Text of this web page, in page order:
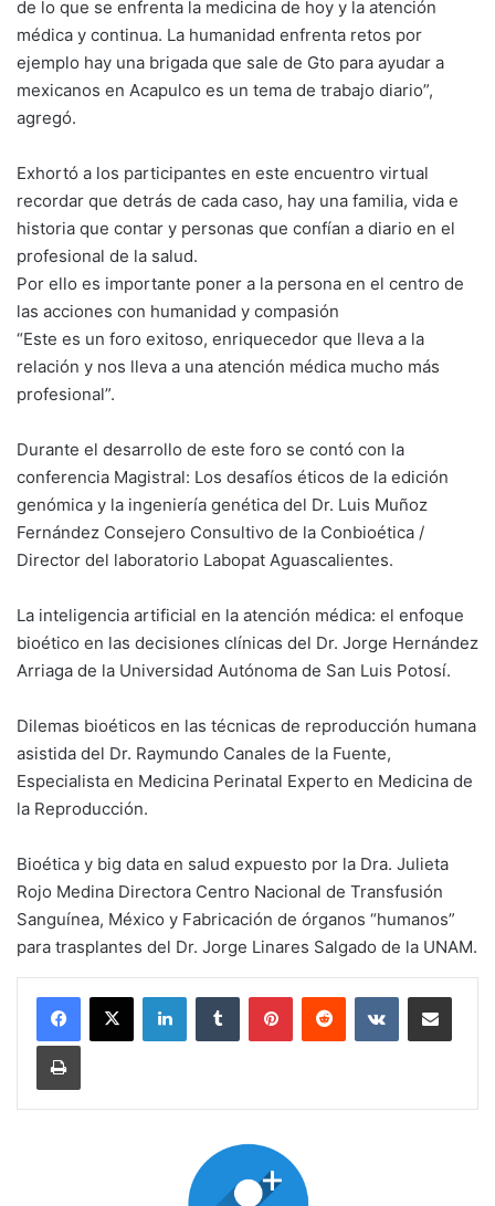
de lo que se enfrenta la medicina de hoy y la atención
médica y continua. La humanidad enfrenta retos por
ejemplo hay una brigada que sale de Gto para ayudar a
mexicanos en Acapulco es un tema de trabajo diario”,
agregó.
Exhortó a los participantes en este encuentro virtual
recordar que detrás de cada caso, hay una familia, vida e
historia que contar y personas que confían a diario en el
profesional de la salud.
Por ello es importante poner a la persona en el centro de
las acciones con humanidad y compasión
“Este es un foro exitoso, enriquecedor que lleva a la
relación y nos lleva a una atención médica mucho más
profesional”.
Durante el desarrollo de este foro se contó con la
conferencia Magistral: Los desafíos éticos de la edición
genómica y la ingeniería genética del Dr. Luis Muñoz
Fernández Consejero Consultivo de la Conbioética /
Director del laboratorio Labopat Aguascalientes.
La inteligencia artificial en la atención médica: el enfoque
bioético en las decisiones clínicas del Dr. Jorge Hernández
Arriaga de la Universidad Autónoma de San Luis Potosí.
Dilemas bioéticos en las técnicas de reproducción humana
asistida del Dr. Raymundo Canales de la Fuente,
Especialista en Medicina Perinatal Experto en Medicina de
la Reproducción.
Bioética y big data en salud expuesto por la Dra. Julieta
Rojo Medina Directora Centro Nacional de Transfusión
Sanguínea, México y Fabricación de órganos “humanos”
para trasplantes del Dr. Jorge Linares Salgado de la UNAM.
LinkedInTumblr PinterestReddit VKontakteCompartir por
Imprimir